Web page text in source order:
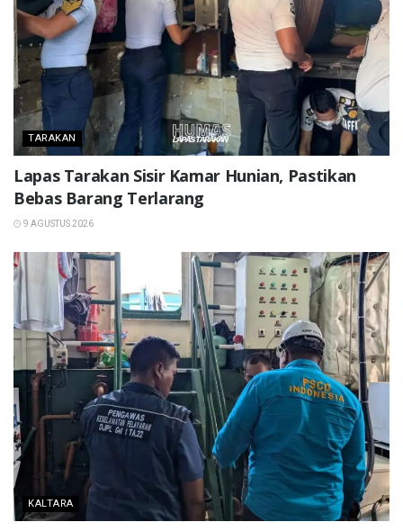
TARAKAN
Lapas Tarakan Sisir Kamar Hunian, Pastikan
Bebas Barang Terlarang
9 AGUSTUS 2026
KALTARA